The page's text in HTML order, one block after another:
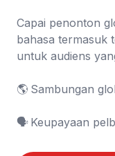
Capai penonton
bahasa termasuk
untuk audiens
🌎	Sambungan global
🗣️	Keupayaan